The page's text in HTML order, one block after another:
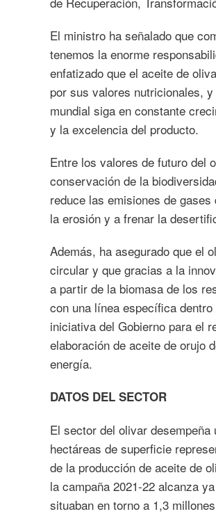
El ministro ha señalado que
tenemos la enorme
enfatizado que el aceite de
por sus valores nutricionales,
mundial siga en constante
y la excelencia del producto.
Entre los valores de futuro del
conservación de la
reduce las emisiones de
la erosión y a frenar la
Además, ha asegurado que el
circular y que gracias a la
a partir de la biomasa de los
con una línea específica
iniciativa del Gobierno para el
elaboración de aceite de orujo
energía.
DATOS DEL SECTOR
El sector del olivar
hectáreas de superficie
de la producción de aceite de
la campaña 2021-22 alcanza
situaban en torno a 1,3